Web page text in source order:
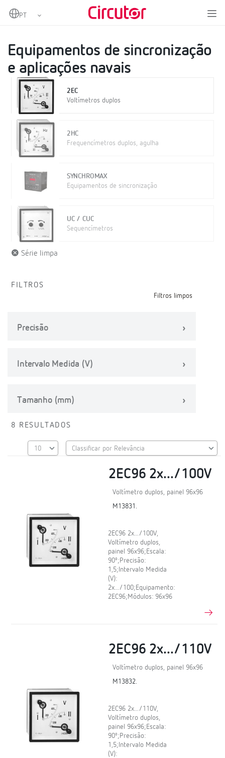
Home Medição e controlo
Instrumentação analógica
Equipamentos de sincronização
e aplicações navais
2EC
Voltímetros duplos
2HC
Frequencímetros duplos, agulha
SYNCHROMAX
Equipamentos de sincronização
UC / CUC
Sequencímetros
Série limpa
FILTROS
Filtros limpos
Precisão
Intervalo Medida (V)
Tamanho (mm)
8 RESULTADOS
2EC96 2x.../100V
Voltímetro duplos, painel 96x96
M13831.
2EC96 2x.../100V,
Voltímetro duplos,
painel 96x96;Escala:
90º;Precisão:
1,5;Intervalo Medida
(V):
2x.../100;Equipamento:
2EC96;Módulos: 96x96
2EC96 2x.../110V
Voltímetro duplos, painel 96x96
M13832.
2EC96 2x.../110V,
Voltímetro duplos,
painel 96x96;Escala:
90º;Precisão:
1,5;Intervalo Medida
(V):